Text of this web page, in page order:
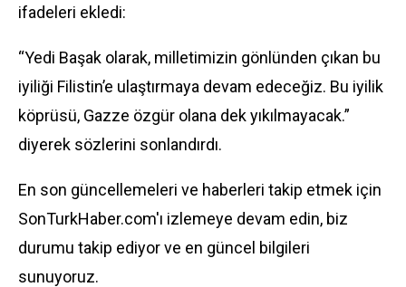
ifadeleri ekledi:
“Yedi Başak olarak, milletimizin gönlünden çıkan bu
iyiliği Filistin’e ulaştırmaya devam edeceğiz. Bu iyilik
köprüsü, Gazze özgür olana dek yıkılmayacak.”
diyerek sözlerini sonlandırdı.
En son güncellemeleri ve haberleri takip etmek için
SonTurkHaber.com'ı izlemeye devam edin, biz
durumu takip ediyor ve en güncel bilgileri
sunuyoruz.